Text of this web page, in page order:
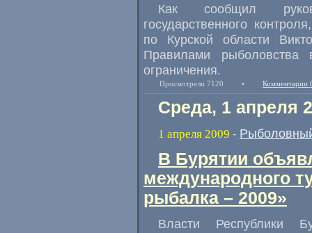
Как сообщил
государственного
по Курской области
Правилами рыболовства
ограничения.
Просмотрели 7120 • Комментарии
Среда, 1 апреля
1 апреля 2009 -
В Бурятии
международного
рыбалка – 2009»
Власти Республики